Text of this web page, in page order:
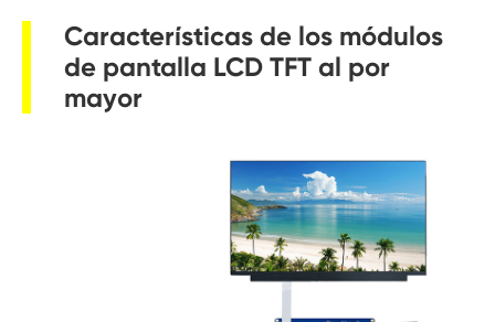
Características de los módulos
de pantalla LCD TFT al por
mayor